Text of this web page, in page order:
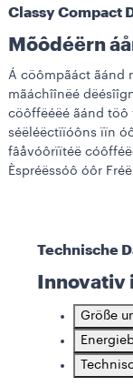
Classy Compact
Mõôdéërn
Á cöômpãáct ãánd
mãáchîînëé
cöôffëéëé ãánd töô
séëléëctïïóôns ïïn
fâåvóôrïïtéë
Èspréëssóô óôr Fréë
Technische
Innovativ
Größe